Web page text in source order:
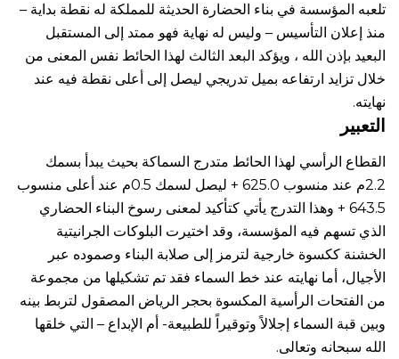
تلعبه المؤسسة في بناء الحضارة الحديثة للمملكة له نقطة بداية –
منذ إعلان التأسيس – وليس له نهاية فهو ممتد إلى المستقبل
البعيد بإذن الله ، ويؤكد البعد الثالث لهذا الحائط نفس المعنى من
خلال تزايد ارتفاعه بميل تدريجي ليصل إلى أعلى نقطة فيه عند
نهايته.
التعبير
القطاع الرأسي لهذا الحائط متدرج السماكة بحيث يبدأ بسمك
2.2م عند منسوب 625.0 + ليصل لسمك 0.5م عند أعلى منسوب
643.5 + وهذا التدرج يأتي كتأكيد لمعنى رسوخ البناء الحضاري
الذي تسهم فيه المؤسسة، وقد اختيرت البلوكات الجرانيتية
الخشنة ككسوة خارجية لترمز إلى صلابة البناء وصموده عبر
الأجيال، أما نهايته عند خط السماء فقد تم تشكيلها من مجموعة
من الفتحات الرأسية المكسوة بحجر الرياض المصقول لتربط بينه
وبين قبة السماء إجلالاً وتوقيراً للطبيعة- أم الإبداع – التي خلقها
الله سبحانه وتعالى.